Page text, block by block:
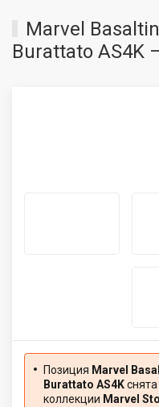
Marvel
Burattato AS4K
Позиция Marvel
Burattato AS4K
коллекции Marvel